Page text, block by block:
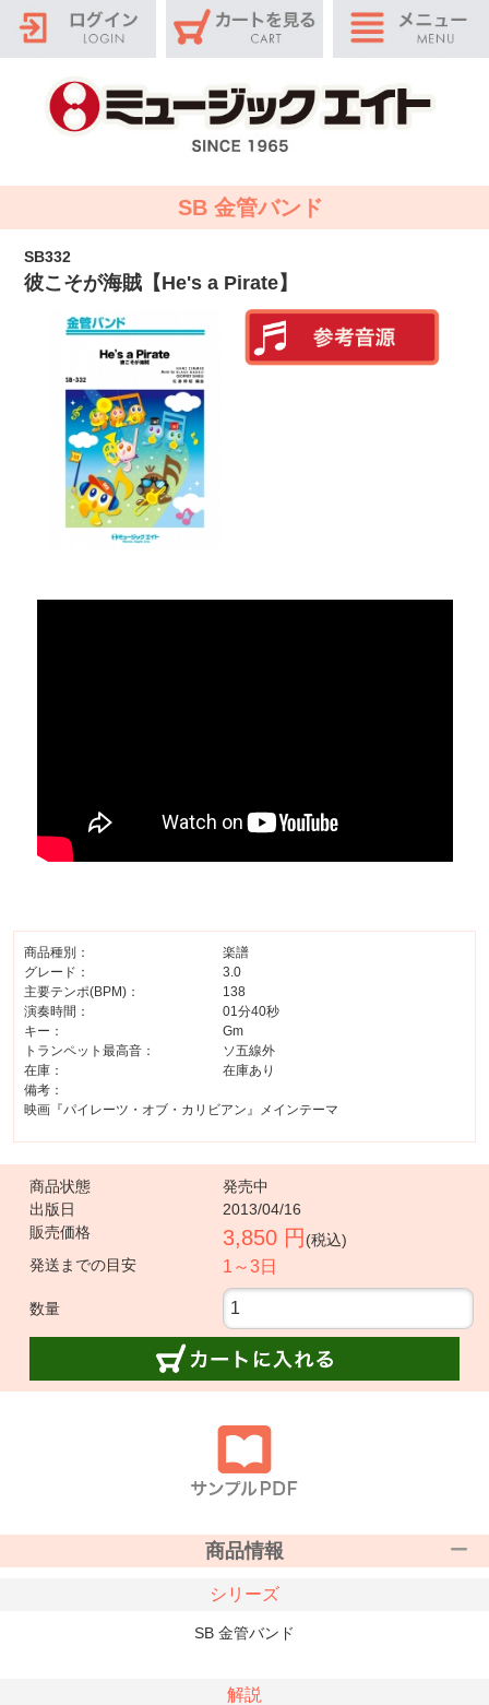
SB 金管バンド
SB332
彼こそが海賊【He's a Pirate】
商品種別：
楽譜
グレード：
3.0
主要テンポ(BPM)：
138
演奏時間：
01分40秒
キー：
Gm
トランペット最高音：
ソ五線外
在庫：
在庫あり
備考：
映画『パイレーツ・オブ・カリビアン』メインテーマ
商品状態
発売中
出版日
2013/04/16
販売価格
3,850 円 (税込)
発送までの目安
1～3日
数量
商品情報
シリーズ
SB 金管バンド
解説